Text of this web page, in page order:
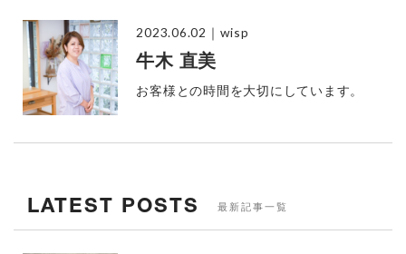
2023.06.02 ｜wisp
牛木 直美
お客様との時間を大切にしています。
LATEST POSTS 最新記事一覧